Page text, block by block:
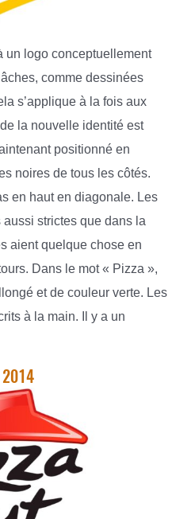
un logo conceptuellement
comme dessinées
s’applique à la fois aux
la nouvelle identité est
positionné en
noires de tous les côtés.
en haut en diagonale. Les
aussi strictes que dans la
aient quelque chose en
Dans le mot « Pizza »,
et de couleur verte. Les
à la main. Il y a un